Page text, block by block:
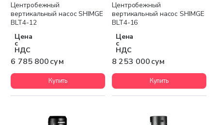
Центробежный
вертикальный насос SHIMGE
BLT4-12
Цена
с
НДС
6 785 800 сум
Купить
Центробежный
вертикальный насос SHIMGE
BLT4-16
Цена
с
НДС
8 253 000 сум
Купить